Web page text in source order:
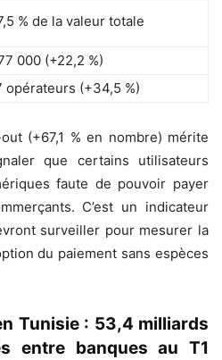
% de la valeur totale
000 (+22,2 %)
opérateurs (+34,5 %)
(+67,1 % en nombre) mérite
que certains utilisateurs
faute de pouvoir payer
C’est un indicateur
surveiller pour mesurer la
du paiement sans espèces
Tunisie : 53,4 milliards
entre banques au T1